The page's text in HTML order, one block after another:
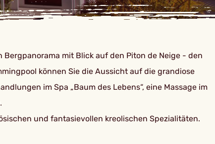
Bergpanorama mit Blick auf den Piton de Neige - den
können Sie die Aussicht auf die grandiose
im Spa „Baum des Lebens“, eine Massage im
und fantasievollen kreolischen Spezialitäten.